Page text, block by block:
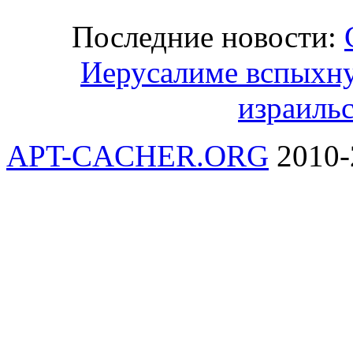
Последние новости:
Иерусалиме
APT-CACHER.ORG